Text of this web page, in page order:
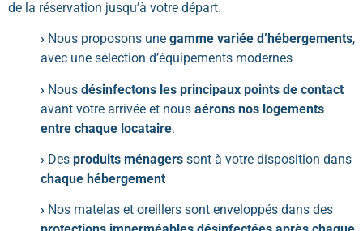
de la réservation jusqu’à votre départ.
› Nous proposons une gamme variée d’hébergements,
avec une sélection d’équipements modernes
› Nous désinfectons les principaux points de contact
avant votre arrivée et nous aérons nos logements
entre chaque locataire.
› Des produits ménagers sont à votre disposition dans
chaque hébergement
› Nos matelas et oreillers sont enveloppés dans des